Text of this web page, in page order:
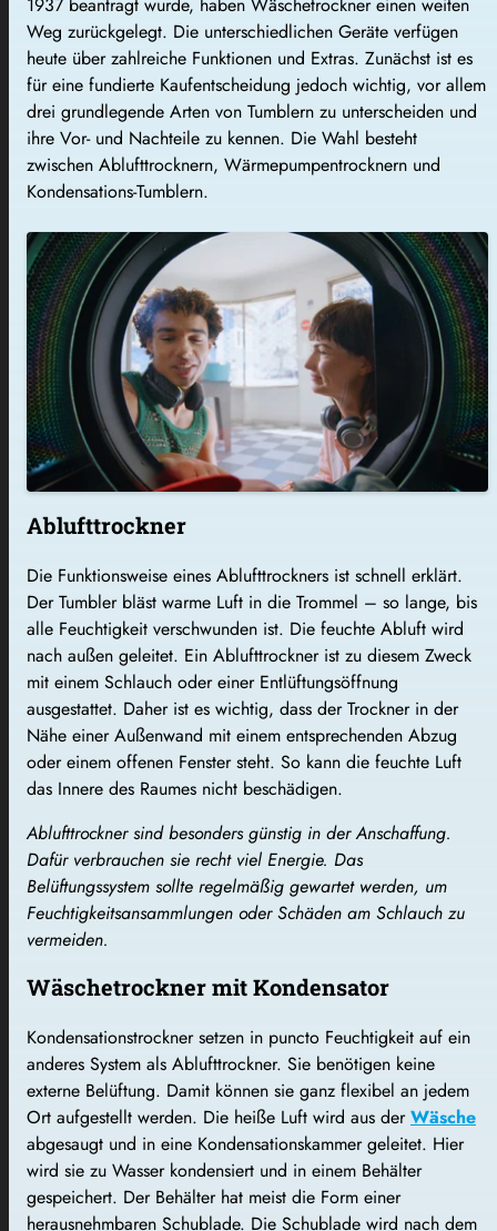
1937 beantragt wurde, haben Wäschetrockner einen weiten
Weg zurückgelegt. Die unterschiedlichen Geräte verfügen
heute über zahlreiche Funktionen und Extras. Zunächst ist es
für eine fundierte Kaufentscheidung jedoch wichtig, vor allem
drei grundlegende Arten von Tumblern zu unterscheiden und
ihre Vor- und Nachteile zu kennen. Die Wahl besteht
zwischen Ablufttrocknern, Wärmepumpentrocknern und
Kondensations-Tumblern.
Ablufttrockner
Die Funktionsweise eines Ablufttrockners ist schnell erklärt.
Der Tumbler bläst warme Luft in die Trommel – so lange, bis
alle Feuchtigkeit verschwunden ist. Die feuchte Abluft wird
nach außen geleitet. Ein Ablufttrockner ist zu diesem Zweck
mit einem Schlauch oder einer Entlüftungsöffnung
ausgestattet. Daher ist es wichtig, dass der Trockner in der
Nähe einer Außenwand mit einem entsprechenden Abzug
oder einem offenen Fenster steht. So kann die feuchte Luft
das Innere des Raumes nicht beschädigen.
Ablufttrockner sind besonders günstig in der Anschaffung.
Dafür verbrauchen sie recht viel Energie. Das
Belüftungssystem sollte regelmäßig gewartet werden, um
Feuchtigkeitsansammlungen oder Schäden am Schlauch zu
vermeiden.
Wäschetrockner mit Kondensator
Kondensationstrockner setzen in puncto Feuchtigkeit auf ein
anderes System als Ablufttrockner. Sie benötigen keine
externe Belüftung. Damit können sie ganz flexibel an jedem
Ort aufgestellt werden. Die heiße Luft wird aus derWäsche
abgesaugt und in eine Kondensationskammer geleitet. Hier
wird sie zu Wasser kondensiert und in einem Behälter
gespeichert. Der Behälter hat meist die Form einer
herausnehmbaren Schublade. Die Schublade wird nach dem